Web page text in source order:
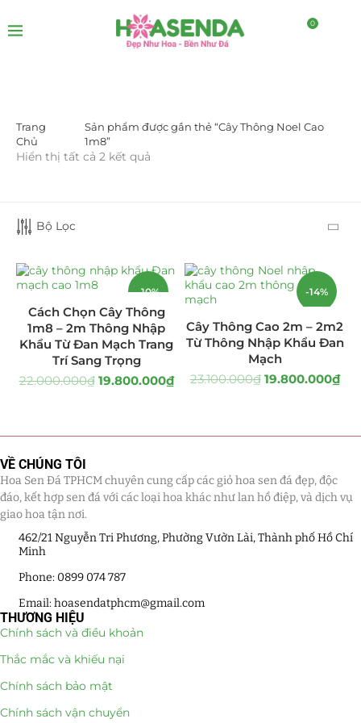
0
DANH MỤC SẢN PHẨM
Hồ Điệp và Hoa Sen đá (289)
Lan Hồ Điệp Truyền Thống (132)
Lũa Hồ Điệp Sen Đá
Hoa Tặng 14/2
Hoa Tặng 20/10 (33)
Quà Tặng (507)
Quà Noel - Quà Giáng Sinh
Quà Tặng Khách Hàng
Quà Tết
Trang
Chủ
Sản phẩm được gắn thẻ “Cây Thông Noel Cao
1m8”
Hiển thị tất cả 2 kết quả
Bộ Lọc
-10%
Cách Chọn Cây Thông
1m8 – 2m Thông Nhập
Khẩu Từ Đan Mạch Trang
Trí Sang Trọng
22.000.000₫ 19.800.000₫
-14%
Cây Thông Cao 2m – 2m2
Từ Thông Nhập Khẩu Đan
Mạch
23.100.000₫ 19.800.000₫
VỀ CHÚNG TÔI
Hoa Sen Đá TPHCM chuyên cung cấp các giỏ hoa sen đá đẹp, độc
đáo, kết hợp sen đá với các loại hoa khác như lan hồ điệp, và dịch vụ
giao hoa tận nơi.
462/21 Nguyễn Tri Phương, Phường Vườn Lài, Thành phố Hồ Chí
Minh
Phone: 0899 074 787
Email: hoasendatphcm@gmail.com
THƯƠNG HIỆU
Chính sách và điều khoản
Thắc mắc và khiếu nại
Chính sách bảo mật
Chính sách vận chuyển